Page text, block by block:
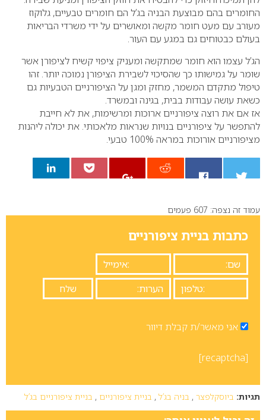
החומרים בהם מבוצעת הבניה בג’ל הם חומרים טבעיים, גלוקוז
מעורב עם מעט חומר מקשה ומאושרים על ידי משרדי הבריאות
בעולם כבטוחים גם במגע עם העור.
הג’ל עצמו הוא חומר שמתקשה ומעניק ציפוי קשיח לציפורן אשר
שומר על גמישותו כך שהסיכוי לשבירת הציפורן נמוכה יותר. זהו
טיפול מתקדם המשמר, מחזק ומגן על הציפורניים הטבעיות גם
כשאת עושה עבודות בבית, בגינה ובמשרד.
אז אם את רוצה ציפורניים ארוכות ומרשימות, את לא חייבת
להתפשר על ציפורניים בנויות שנראות מלאכותי. את יכולה ליהנות
מציפורניים אורוכות במראה 100% טבעי.
0
עמוד זה נצפה: 607 פעמים
כתבות בניית ציפורניים
אני מאשר/ת קבלת דיוור
[recaptcha]
תגיות: ביוסקלפצר , בניה בג’ל , בניית ציפורניים , בניית ציפורניים בג’ל